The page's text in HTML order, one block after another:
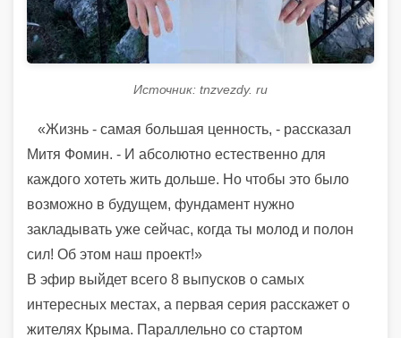
Источник: tnzvezdy. ru
«Жизнь - самая большая ценность, - рассказал
Митя Фомин. - И абсолютно естественно для
каждого хотеть жить дольше. Но чтобы это было
возможно в будущем, фундамент нужно
закладывать уже сейчас, когда ты молод и полон
сил! Об этом наш проект!»
В эфир выйдет всего 8 выпусков о самых
интересных местах, а первая серия расскажет о
жителях Крыма. Параллельно со стартом